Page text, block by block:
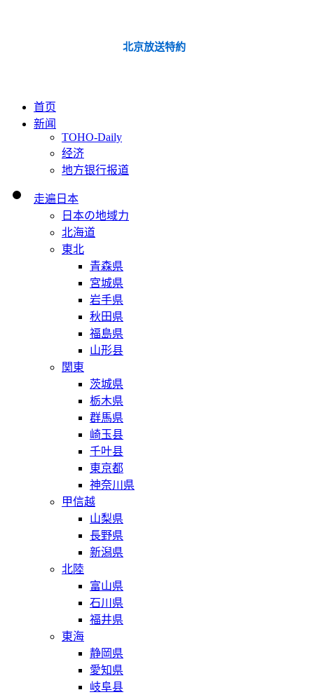
北京放送特約
首页
新闻
TOHO-Daily
经济
地方银行报道
走遍日本
日本の地域力
北海道
東北
青森県
宮城県
岩手県
秋田県
福島県
山形县
関東
茨城県
栃木県
群馬県
崎玉县
千叶县
東京都
神奈川県
甲信越
山梨県
長野県
新潟県
北陸
富山県
石川県
福井県
東海
静岡県
愛知県
岐阜县